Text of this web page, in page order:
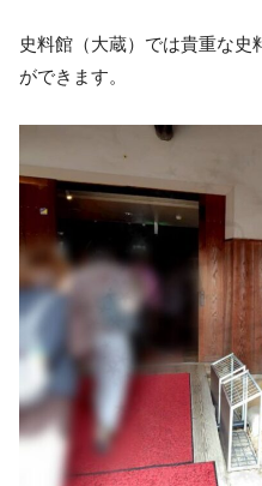
史料館（大蔵）では貴重な史
ができます。